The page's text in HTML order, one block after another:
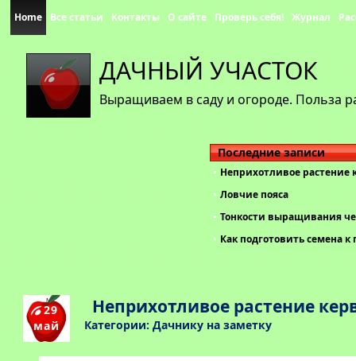
ДАЧНЫЙ УЧАСТОК
Выращиваем в саду и огороде. Польза
Home Все статьи Контакты О сайте Проверь себя! Журнал
Последние записи
Неприхотливое растение
Ловчие пояса
Тонкости выращивания
Как подготовить семена к
29
май
Неприхотливое растение
Категории: Дачнику на заметку